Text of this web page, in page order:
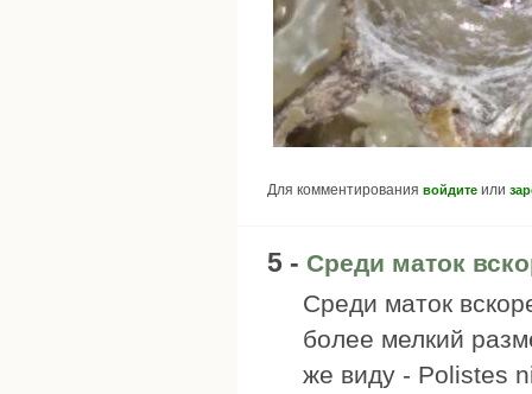
Для комментирования войдите или
5 - Среди маток
Среди маток
более мелкий
же виду - Polistes